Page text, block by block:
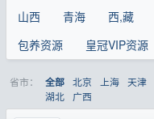
山西
青海 西,藏
包养资源
皇冠VIP资源
省市： 全部 北京 上海 天津
湖北
广西